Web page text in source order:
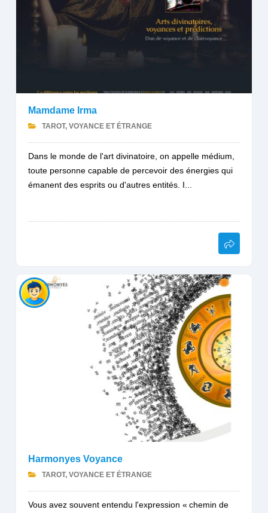
Mamdame Irma
TAROT, VOYANCE ET ÉTRANGE
Dans le monde de l'art divinatoire, on appelle médium,
toute personne capable de percevoir des énergies qui
émanent des esprits ou d'autres entités. I...
Harmonyes Voyance
TAROT, VOYANCE ET ÉTRANGE
Vous avez souvent entendu l'expression « chemin de